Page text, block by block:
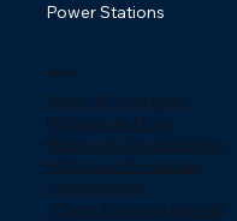
Power Stations
Politicas
Terms & Conditions
Politicas de Envío
Politica de Devoluciones
Politica de Privacidad
ChargeBacks
¿Como funciona Klarna?